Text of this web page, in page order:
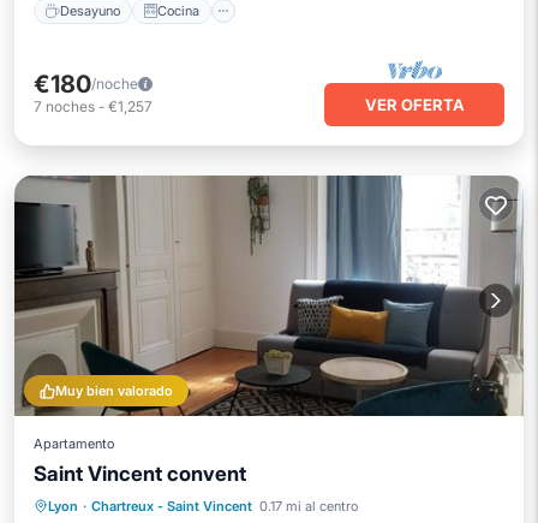
Desayuno Cocina
€180/noche
7 noches - €1,257 VER OFERTA
Muy bien valorado
Apartamento
Saint Vincent convent
Lyon · Chartreux - Saint Vincent 0.17 mi al centro
Desayuno Aparcamiento
Cocina